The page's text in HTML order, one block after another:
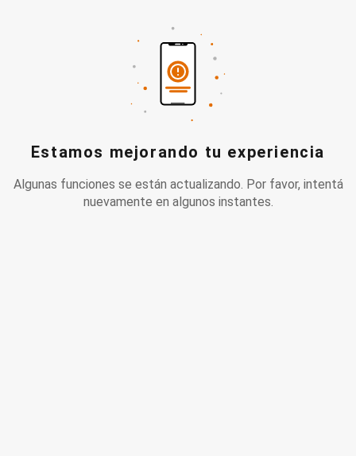
Estamos mejorando tu experiencia
Algunas funciones se están actualizando. Por favor, intentá
nuevamente en algunos instantes.